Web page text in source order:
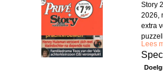
Story
2026,
extra
Lees